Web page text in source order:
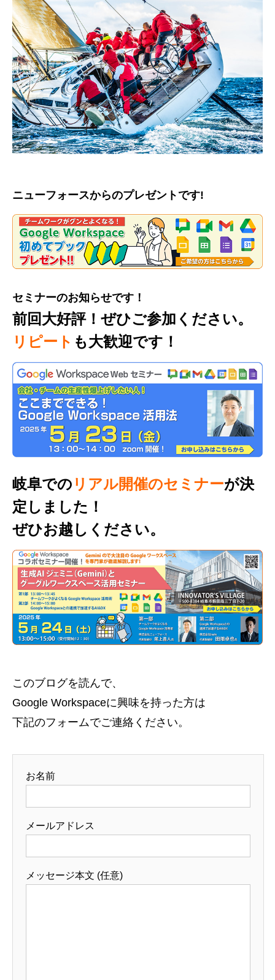
ニューフォースからのプレゼントです!
セミナーのお知らせです！
前回大好評！ぜひご参加ください。
リピート も大歓迎です！
岐阜での リアル開催のセミナーが決
定しました！
ぜひお越しください。
このブログを読んで、
Google Workspaceに興味を持った方は
下記のフォームでご連絡ください。
お名前
メールアドレス
メッセージ本文 (任意)